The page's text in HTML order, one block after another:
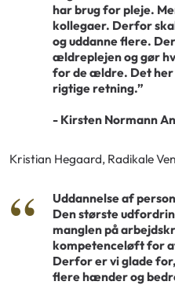
har brug for pleje.
kollegaer. Derfor
og uddanne flere.
ældreplejen og gør
for de ældre. Det
rigtige retning.”
- Kirsten Normann
Kristian Hegaard, Radikale
Uddannelse af
Den største
manglen på
kompetenceløft for
Derfor er vi glade
flere hænder og